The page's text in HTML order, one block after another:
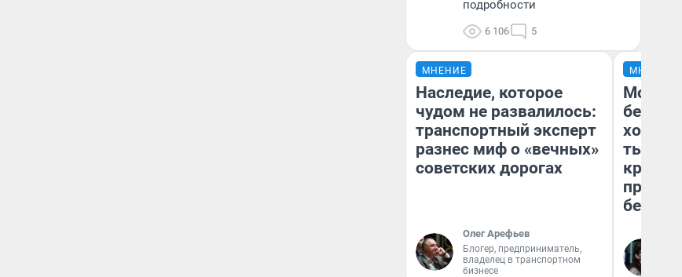
подробности
6 106 5
МНЕНИЕ
Наследие, которое
чудом не развалилось:
транспортный эксперт
разнес миф о «вечных»
советских дорогах
Олег Арефьев
Блогер, предприниматель,
владелец в транспортном
бизнесе
МНЕНИЕ
Мой
хотела
тысяч,